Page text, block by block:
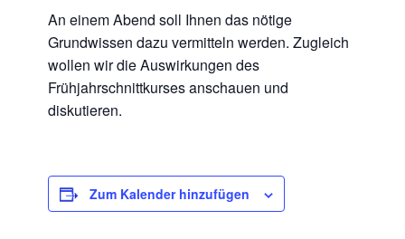
An einem Abend soll Ihnen das nötige
Grundwissen dazu vermitteln werden. Zugleich
wollen wir die Auswirkungen des
Frühjahrschnittkurses anschauen und
diskutieren.
Zum Kalender hinzufügen